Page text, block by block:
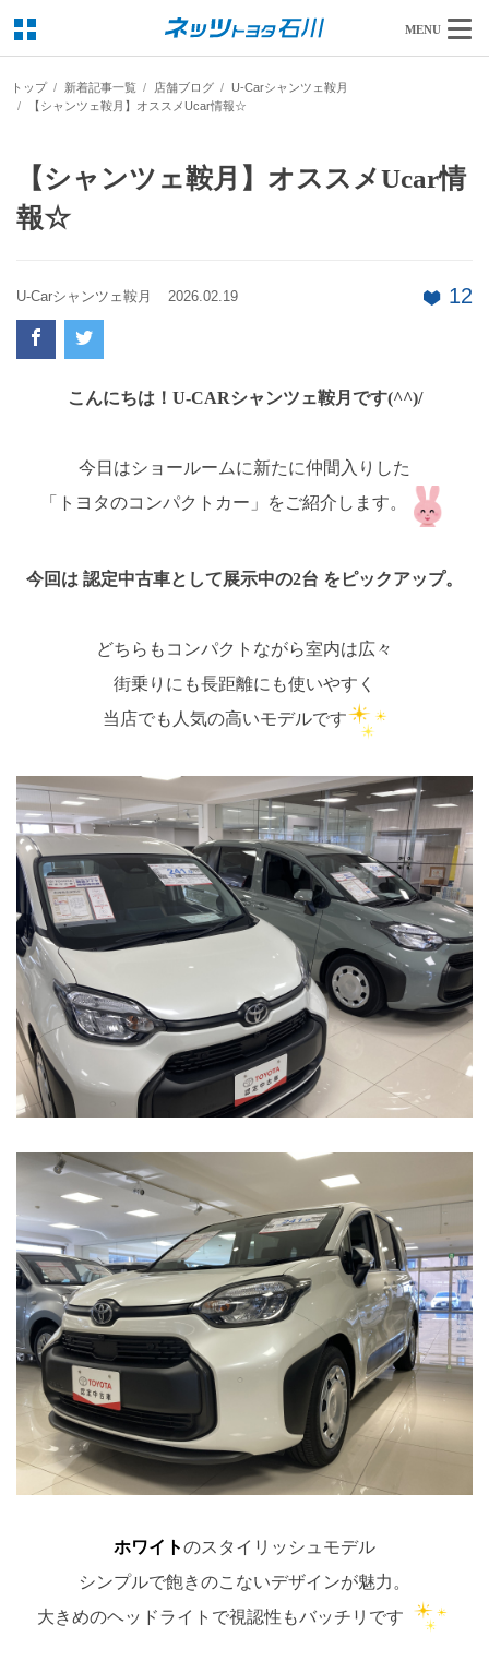
MENU
トップ 新着記事一覧 店舗ブログ
U-Carシャンツェ鞍月
【シャンツェ鞍月】オススメUcar情報☆
【シャンツェ鞍月】オススメUcar情
報☆
U-Carシャンツェ鞍月 2026.02.19 12
こんにちは！U-CARシャンツェ鞍月です(^^)/
今日はショールームに新たに仲間入りした
「トヨタのコンパクトカー」をご紹介します。
今回は 認定中古車として展示中の2台 をピックアップ。
どちらもコンパクトながら室内は広々
街乗りにも長距離にも使いやすく
当店でも人気の高いモデルです
ホワイトのスタイリッシュモデル
シンプルで飽きのこないデザインが魅力。
大きめのヘッドライトで視認性もバッチリです